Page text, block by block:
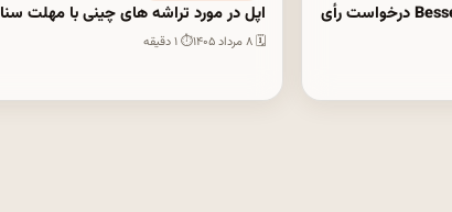
قانون درک با آزمون سنا روبرو می شود زیرا Bessent درخواست رأی
اپل در مورد تراشه های چینی با مهلت سنا 21 آگوست مواجه است
🗓 ۸ مرداد ۱۴۰۵ ⏱ ۱ دقیقه